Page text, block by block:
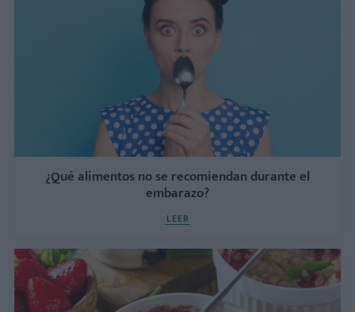
¿Qué alimentos no se recomiendan durante el
embarazo?
LEER